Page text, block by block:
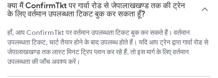
क्या मैं ConfirmTkt पर गार्वा रोड से जेपालाखखण्ड तक की ट्रेन
के लिए वर्तमान उपलब्धता टिकट बुक कर सकता हूँ?
हाँ, आप ConfirmTkt पर वर्तमान उपलब्धता टिकट बुक कर सकते हैं। वर्तमान
उपलब्धता टिकट, चार्ट तैयार होने के बाद उपलब्ध होते हैं। यदि आप ट्रेन द्वारा गार्वा रोड से
जेपालाखखण्ड तक लास्ट मिनट ट्रिप प्लान कर रहे हैं, तो इस मार्ग के लिए वर्तमान
उपलब्धता की जाँच अवश्य करें।